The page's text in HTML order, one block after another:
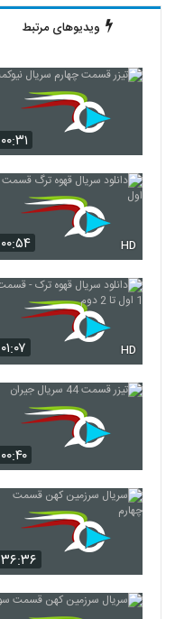
ویدیوهای مرتبط
۰۰:۳۱
۰۰:۵۴ HD
۰۱:۰۷ HD
۰۰:۴۰
۳۶:۳۶